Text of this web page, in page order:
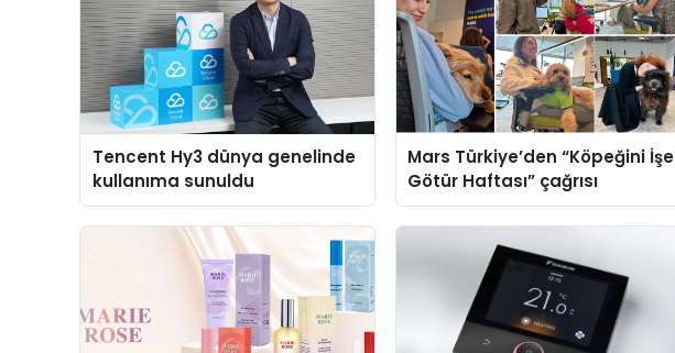
Tencent Hy3 dünya genelinde
kullanıma sunuldu
Mars Türkiye’den “Köpeğini İşe
Götür Haftası” çağrısı